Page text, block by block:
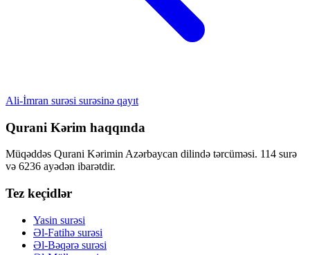
Ali-İmran surəsi surəsinə qayıt
Qurani Kərim haqqında
Müqəddəs Qurani Kərimin Azərbaycan dilində tərcüməsi. 114 surə
və 6236 ayədən ibarətdir.
Tez keçidlər
Yasin surəsi
Əl-Fatihə surəsi
Əl-Bəqərə surəsi